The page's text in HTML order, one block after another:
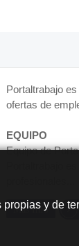
Portaltrabajo
ofertas de
EQUIPO
Equipo de
Más Infoy de